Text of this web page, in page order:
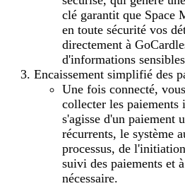
clé garantit que Space
en toute sécurité vos
directement à
d'informations
Encaissement simplifié des
Une fois connecté,
collecter les
s'agisse d'un paiement
récurrents, le système
processus, de
suivi des paiements et
nécessaire.